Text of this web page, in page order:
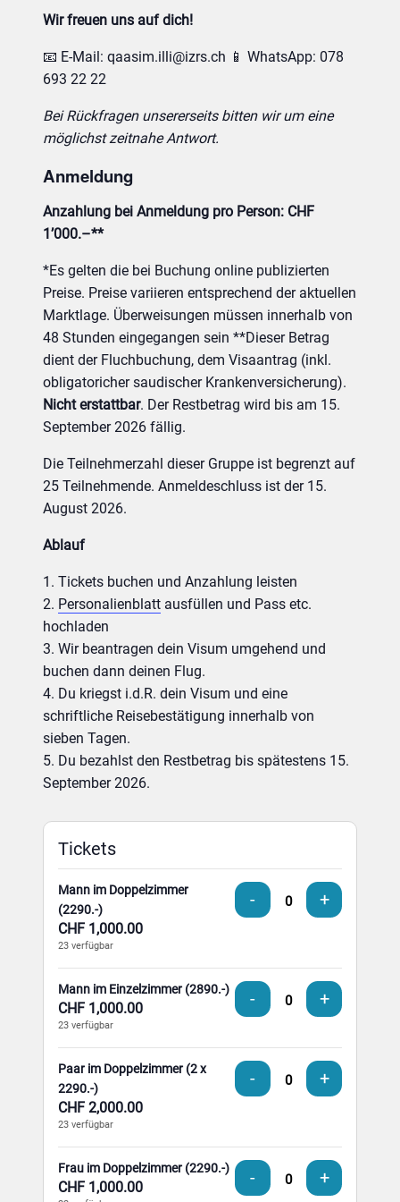
Wir freuen uns auf dich!
📧 E-Mail: qaasim.illi@izrs.ch 📱 WhatsApp: 078
693 22 22
Bei Rückfragen unsererseits bitten wir um eine
möglichst zeitnahe Antwort.
Anmeldung
Anzahlung bei Anmeldung pro Person: CHF
1’000.–**
*Es gelten die bei Buchung online publizierten
Preise. Preise variieren entsprechend der aktuellen
Marktlage. Überweisungen müssen innerhalb von
48 Stunden eingegangen sein **Dieser Betrag
dient der Fluchbuchung, dem Visaantrag (inkl.
obligatoricher saudischer Krankenversicherung).
Nicht erstattbar. Der Restbetrag wird bis am 15.
September 2026 fällig.
Die Teilnehmerzahl dieser Gruppe ist begrenzt auf
25 Teilnehmende. Anmeldeschluss ist der 15.
August 2026.
Ablauf
Tickets buchen und Anzahlung leisten
Personalienblatt ausfüllen und Pass etc.
hochladen
Wir beantragen dein Visum umgehend und
buchen dann deinen Flug.
Du kriegst i.d.R. dein Visum und eine
schriftliche Reisebestätigung innerhalb von
sieben Tagen.
Du bezahlst den Restbetrag bis spätestens 15.
September 2026.
Tickets
Mann im Doppelzimmer
(2290.-)
CHF 1,000.00
23 verfügbar
Verringern
der
Mann
im
Doppelzimmer
(2290.-)
-
Anzahl
Erhöhe
die
Mann
im
(2290.-)
+
Mann im Einzelzimmer (2890.-)
CHF 1,000.00
23 verfügbar
Verringern
der
für
Mann
im
-
Anzahl
Erhöhe
die
für
Mann
im
+
Paar im Doppelzimmer (2 x
2290.-)
CHF 2,000.00
23 verfügbar
Verringern
der
Paar
im
Doppelzimmer
-
Anzahl
Erhöhe
die
Paar
im
+
Frau im Doppelzimmer (2290.-)
CHF 1,000.00
Verringern
der
-
Anzahl
Erhöhe
die
+